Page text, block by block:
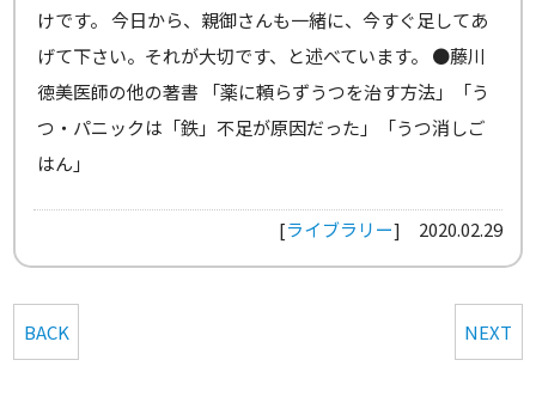
けです。 今日から、親御さんも一緒に、今すぐ足してあ
げて下さい。それが大切です、と述べています。 ●藤川
徳美医師の他の著書 「薬に頼らずうつを治す方法」「う
つ・パニックは「鉄」不足が原因だった」「うつ消しご
はん」
[ライブラリー] 2020.02.29
BACK NEXT